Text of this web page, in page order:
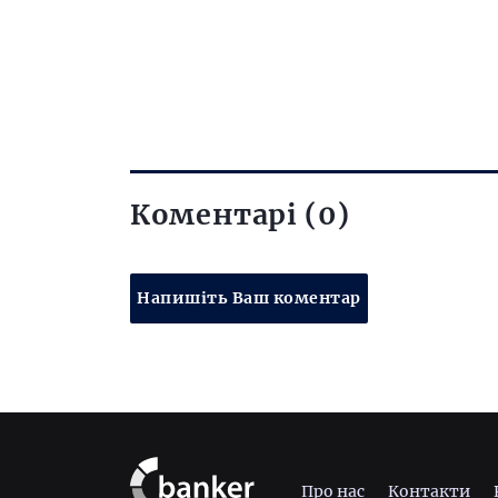
Коментарі (0)
Напишіть Ваш коментар
Про нас Контакти